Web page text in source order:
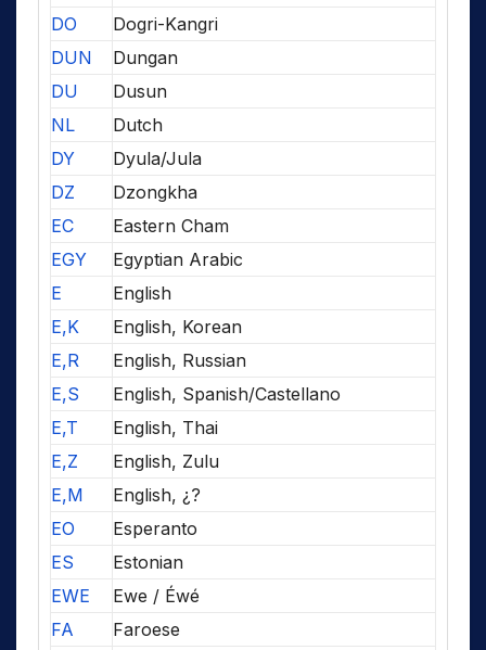
DO
Dogri-Kangri
DUN
Dungan
DU
Dusun
NL
Dutch
DY
Dyula/Jula
DZ
Dzongkha
EC
Eastern Cham
EGY
Egyptian Arabic
E
English
E,K
English, Korean
E,R
English, Russian
E,S
English, Spanish/Castellano
E,T
English, Thai
E,Z
English, Zulu
E,M
English, ¿?
EO
Esperanto
ES
Estonian
EWE
Ewe / Éwé
FA
Faroese